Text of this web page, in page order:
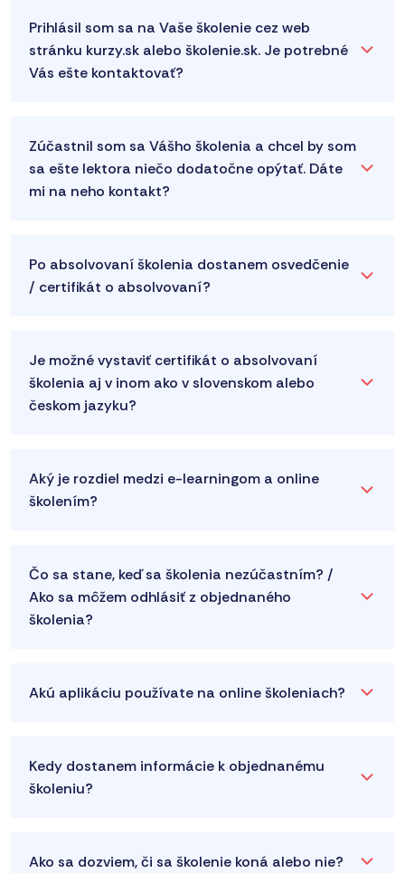
Prihlásil som sa na Vaše školenie cez web
stránku kurzy.sk alebo školenie.sk. Je potrebné
Vás ešte kontaktovať?
Zúčastnil som sa Vášho školenia a chcel by som
sa ešte lektora niečo dodatočne opýtať. Dáte
mi na neho kontakt?
Po absolvovaní školenia dostanem osvedčenie
/ certifikát o absolvovaní?
Je možné vystaviť certifikát o absolvovaní
školenia aj v inom ako v slovenskom alebo
českom jazyku?
Aký je rozdiel medzi e-learningom a online
školením?
Čo sa stane, keď sa školenia nezúčastním? /
Ako sa môžem odhlásiť z objednaného
školenia?
Akú aplikáciu používate na online školeniach?
Kedy dostanem informácie k objednanému
školeniu?
Ako sa dozviem, či sa školenie koná alebo nie?